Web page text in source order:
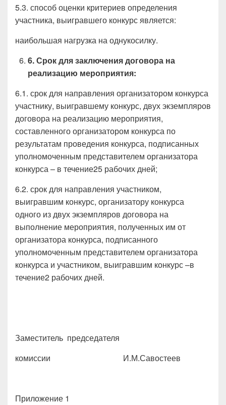
5.3. способ оценки критериев определения
участника, выигравшего конкурс является:
наибольшая нагрузка на однукосилку.
6.Срокдля заключения договора на
реализацию мероприятия:
6.1. срок для направления организатором конкурса
участнику, выигравшему конкурс, двух экземпляров
договора на реализацию мероприятия,
составленного организатором конкурса по
результатам проведения конкурса, подписанных
уполномоченным представителем организатора
конкурса – в течение25 рабочих дней;
6.2. срок для направления участником,
выигравшим конкурс, организатору конкурса
одного из двух экземпляров договора на
выполнение мероприятия, полученных им от
организатора конкурса, подписанного
уполномоченным представителем организатора
конкурса и участником, выигравшим конкурс –в
течение2 рабочих дней.
Заместитель председателя
комиссии И.М.Савостеев
Приложение 1